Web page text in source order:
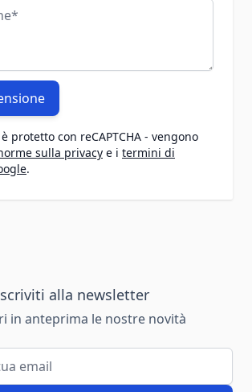
protetto con reCAPTCHA - vengono
sulla privacy e i termini di
.
alla newsletter
in anteprima le nostre novità